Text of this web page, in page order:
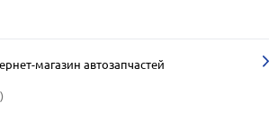
магазин автозапчастей